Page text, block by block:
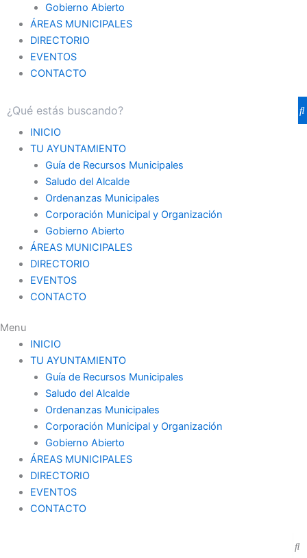
Gobierno Abierto
ÁREAS MUNICIPALES
DIRECTORIO
EVENTOS
CONTACTO
INICIO
TU AYUNTAMIENTO
Guía de Recursos Municipales
Saludo del Alcalde
Ordenanzas Municipales
Corporación Municipal y Organización
Gobierno Abierto
ÁREAS MUNICIPALES
DIRECTORIO
EVENTOS
CONTACTO
Menu
INICIO
TU AYUNTAMIENTO
Guía de Recursos Municipales
Saludo del Alcalde
Ordenanzas Municipales
Corporación Municipal y Organización
Gobierno Abierto
ÁREAS MUNICIPALES
DIRECTORIO
EVENTOS
CONTACTO